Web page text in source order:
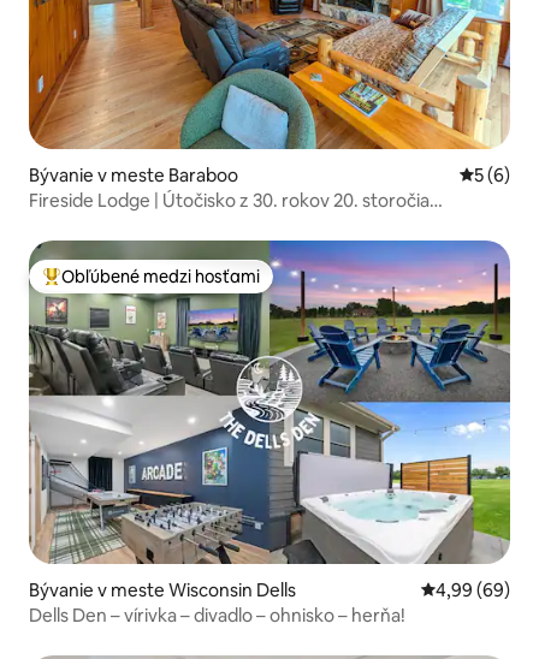
Bývanie v meste Baraboo
5 (6)
Fireside Lodge | Útočisko z 30. rokov 20. storočia
Najobľúbenejšie medzi hosťami
Obľúbené medzi hosťami
Bývanie v meste Wisconsin Dells Priemerné
4,99 (69)
Dells Den – vírivka – divadlo – ohnisko – herňa!